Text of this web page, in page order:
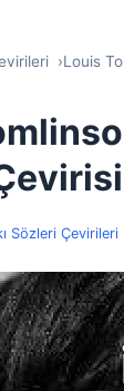
Louis
Sözleri Çevirileri